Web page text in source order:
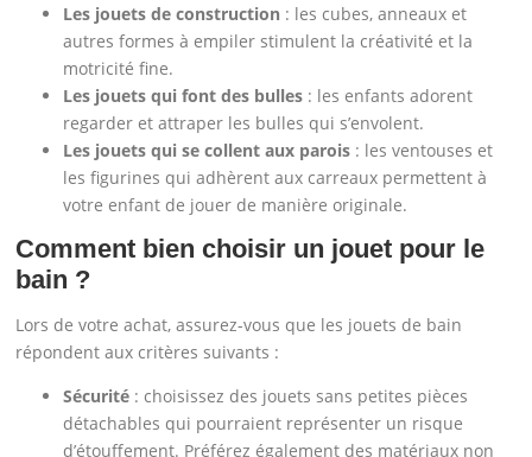
Les jouets de construction : les cubes, anneaux et
autres formes à empiler stimulent la créativité et la
motricité fine.
Les jouets qui font des bulles : les enfants adorent
regarder et attraper les bulles qui s’envolent.
Les jouets qui se collent aux parois : les ventouses et
les figurines qui adhèrent aux carreaux permettent à
votre enfant de jouer de manière originale.
Comment bien choisir un jouet pour le
bain ?
Lors de votre achat, assurez-vous que les jouets de bain
répondent aux critères suivants :
Sécurité : choisissez des jouets sans petites pièces
détachables qui pourraient représenter un risque
d’étouffement. Préférez également des matériaux non